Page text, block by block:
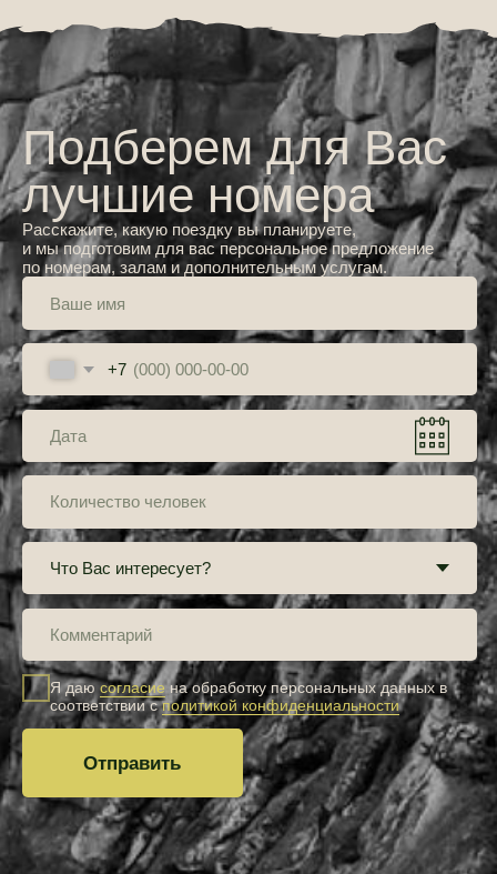
Адрес
Пионерская ул.10,
посёлок Аракуль
Отдел бронирования
+7 908 080 82 26
Для групповых бронирований
+7 950 743 55 57
Почта
arakul.bron@mail.ru
Навигация
Номера
Кафе
Активности
Мероприятия
О центре
Отзывы
Цены
Акции
Контакты
Все права защищены
Правила бронирования и проживания
Политика обработки персональных данных